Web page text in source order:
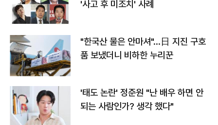
'사고 후 미조치' 사례
"한국산 물은 안마셔"…日 지진 구호
품 보냈더니 비하한 누리꾼
'태도 논란' 정준원 "난 배우 하면 안
되는 사람인가? 생각 했다"